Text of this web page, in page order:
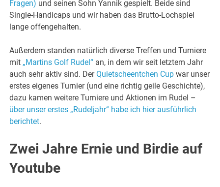
Fragen) und seinen Sohn Yannik gespielt. Beide sind
Single-Handicaps und wir haben das Brutto-Lochspiel
lange offengehalten.
Außerdem standen natürlich diverse Treffen und Turniere
mit „Martins Golf Rudel“ an, in dem wir seit letztem Jahr
auch sehr aktiv sind. DerQuietscheentchen Cup war unser
erstes eigenes Turnier (und eine richtig geile Geschichte),
dazu kamen weitere Turniere und Aktionen im Rudel –
über unser erstes „Rudeljahr“ habe ich hier ausführlich
berichtet.
Zwei Jahre Ernie und Birdie auf
Youtube